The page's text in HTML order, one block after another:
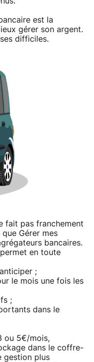
est la
gérer son argent.
difficiles.
fait pas franchement
Gérer mes
bancaires.
en toute
;
le mois une fois les
;
dans le
ou 5€/mois,
dans le coffre-
gestion plus